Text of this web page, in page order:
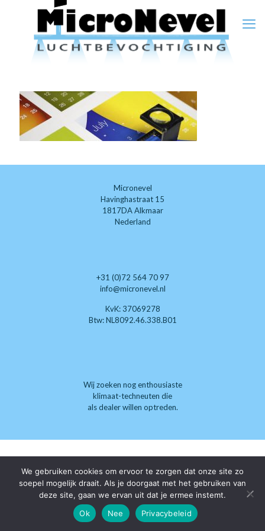
Micronevel
Havinghastraat 15
1817DA Alkmaar
Nederland
+31 (0)72 564 70 97
info@micronevel.nl
KvK: 37069278
Btw: NL8092.46.338.B01
Wij zoeken nog enthousiaste
klimaat-techneuten die
als dealer willen optreden.
We gebruiken cookies om ervoor te zorgen dat onze site zo
soepel mogelijk draait. Als je doorgaat met het gebruiken van
deze site, gaan we ervan uit dat je ermee instemt.
Ok
Nee Privacybeleid